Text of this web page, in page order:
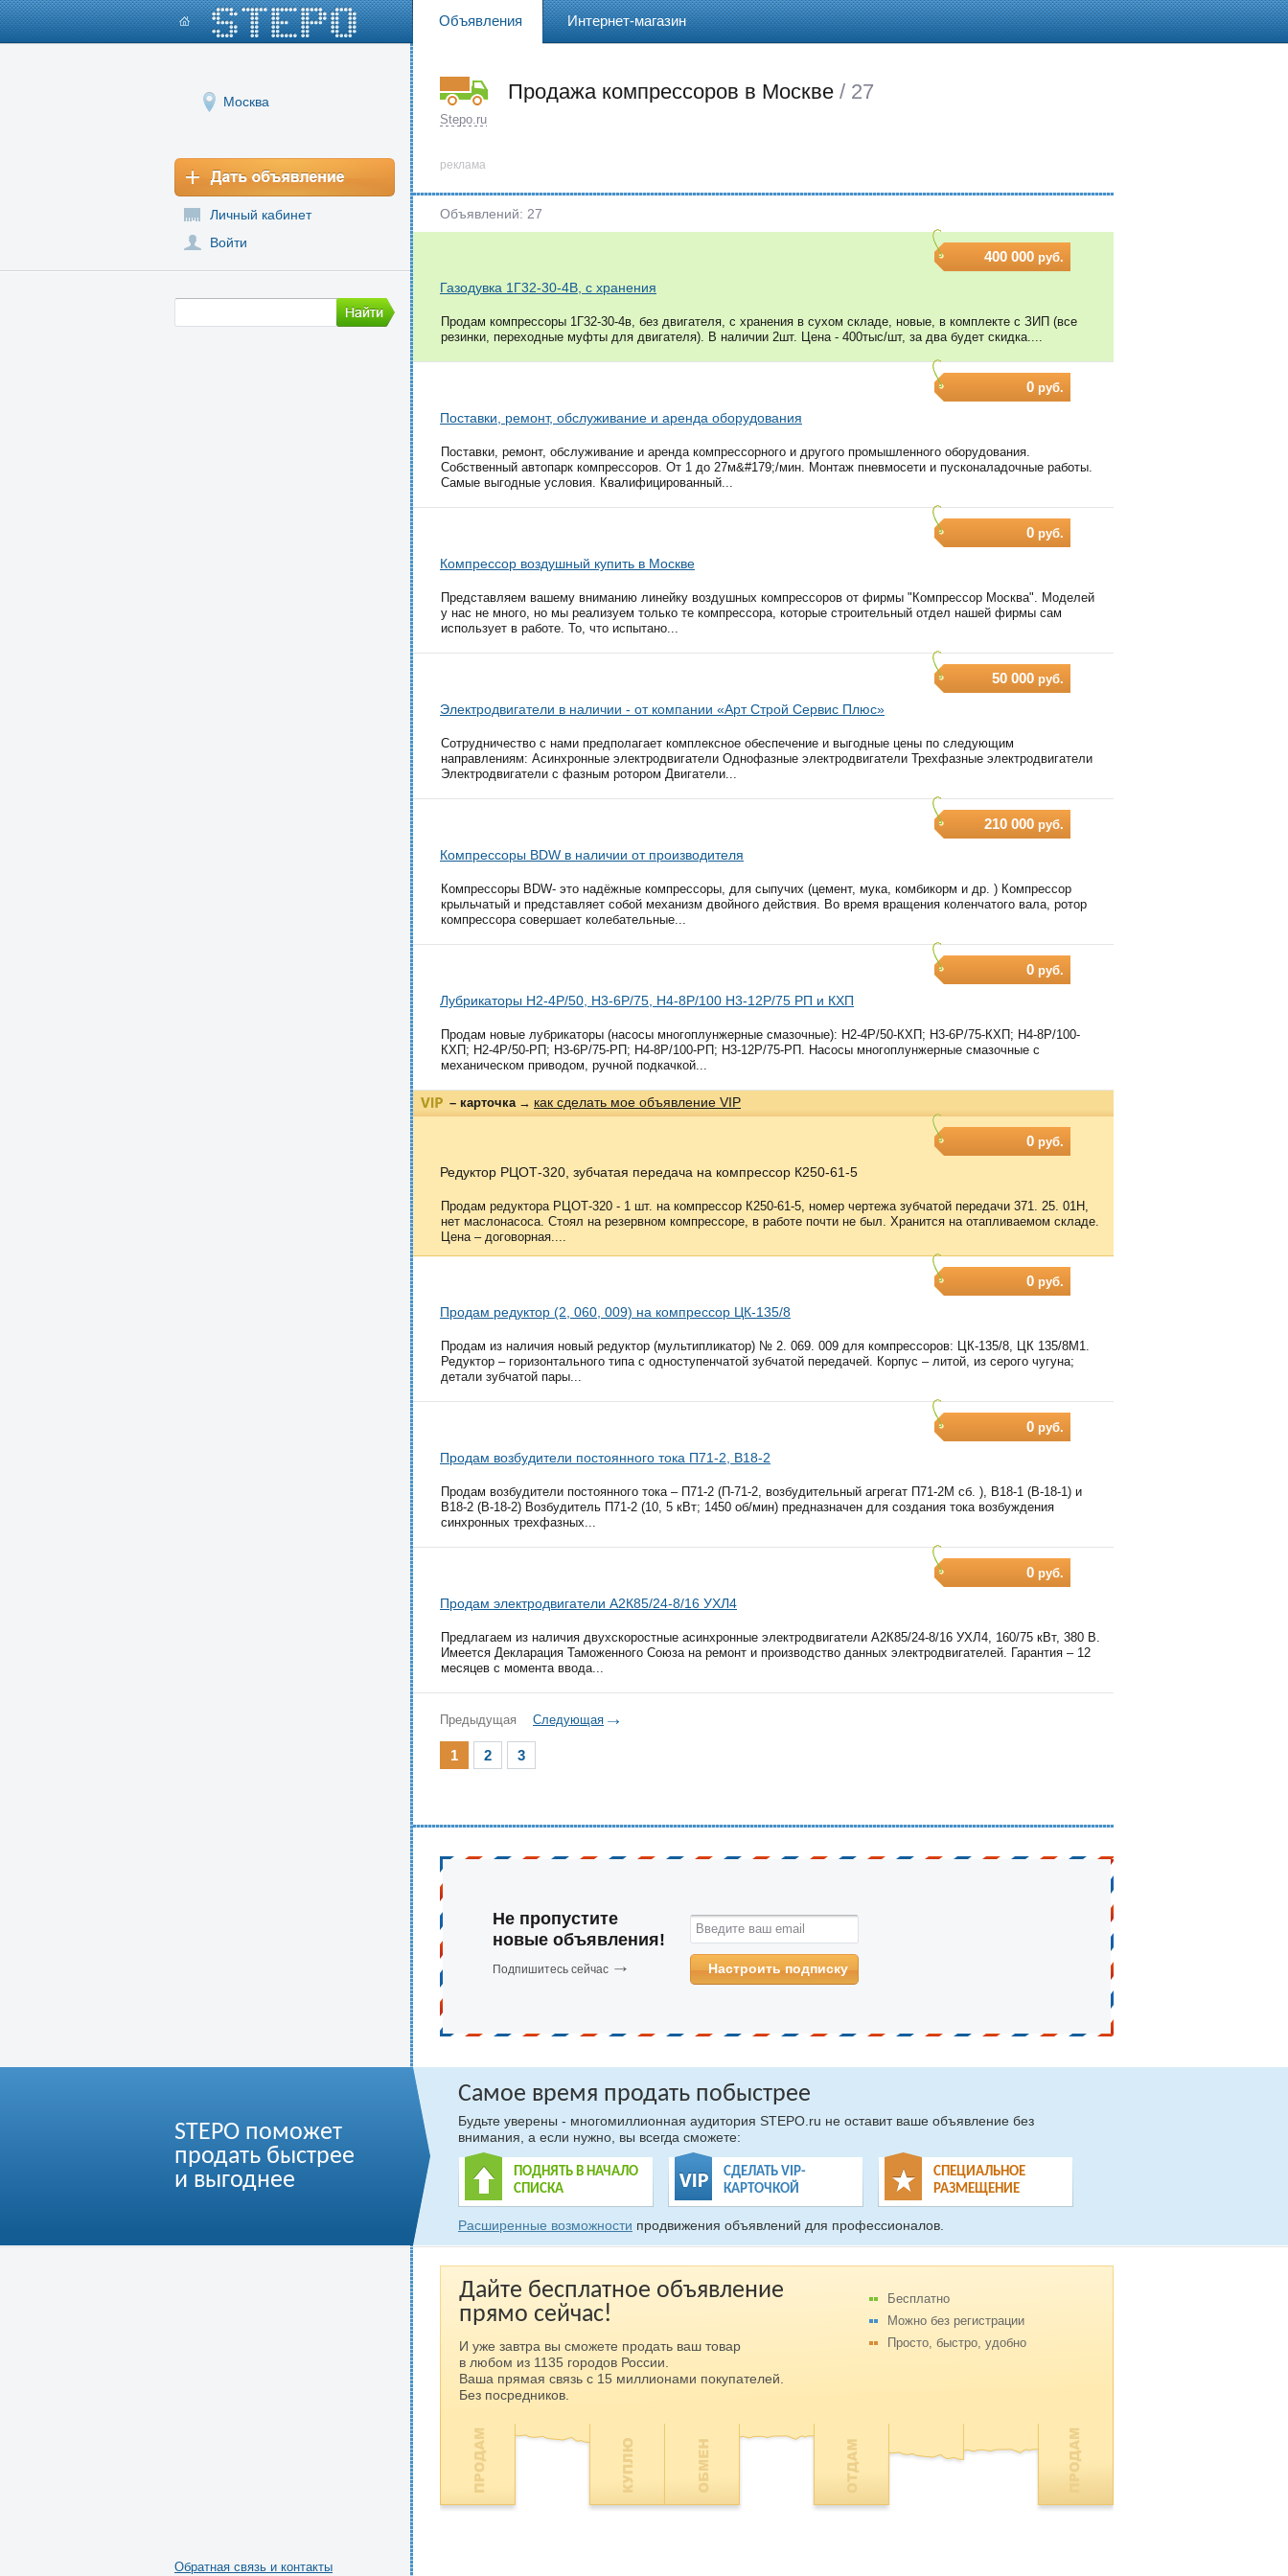
Объявления Интернет-магазин
Москва
Личный кабинет
Войти
Продажа компрессоров в Москве / 27
Stepo.ru
реклама
Объявлений: 27
Газодувка 1Г32-30-4В, с хранения
400 000 руб.
Продам компрессоры 1Г32-30-4в, без двигателя, с хранения в сухом складе, новые, в комплекте с ЗИП (все
резинки, переходные муфты для двигателя). В наличии 2шт. Цена - 400тыс/шт, за два будет скидка....
Поставки, ремонт, обслуживание и аренда оборудования
0 руб.
Поставки, ремонт, обслуживание и аренда компрессорного и другого промышленного оборудования.
Собственный автопарк компрессоров. От 1 до 27м&#179;/мин. Монтаж пневмосети и пусконаладочные работы.
Самые выгодные условия. Квалифицированный...
Компрессор воздушный купить в Москве
0 руб.
Представляем вашему вниманию линейку воздушных компрессоров от фирмы "Компрессор Москва". Моделей
у нас не много, но мы реализуем только те компрессора, которые строительный отдел нашей фирмы сам
использует в работе. То, что испытано...
Электродвигатели в наличии - от компании «Арт Строй Сервис Плюс»
50 000 руб.
Сотрудничество с нами предполагает комплексное обеспечение и выгодные цены по следующим
направлениям: Асинхронные электродвигатели Однофазные электродвигатели Трехфазные электродвигатели
Электродвигатели с фазным ротором Двигатели...
Компрессоры ВDW в наличии от производителя
210 000 руб.
Компрессоры ВDW- это надёжные компрессоры, для сыпучих (цемент, мука, комбикорм и др. ) Компрессор
крыльчатый и представляет собой механизм двойного действия. Во время вращения коленчатого вала, ротор
компрессора совершает колебательные...
Лубрикаторы Н2-4Р/50, Н3-6Р/75, Н4-8Р/100 Н3-12Р/75 РП и КХП
0 руб.
Продам новые лубрикаторы (насосы многоплунжерные смазочные): Н2-4Р/50-КХП; Н3-6Р/75-КХП; Н4-8Р/100-
КХП; Н2-4Р/50-РП; Н3-6Р/75-РП; Н4-8Р/100-РП; Н3-12Р/75-РП. Насосы многоплунжерные смазочные с
механическом приводом, ручной подкачкой...
– карточка → как сделать мое объявление VIP
Редуктор РЦОТ-320, зубчатая передача на компрессор К250-61-5
0 руб.
Продам редуктора РЦОТ-320 - 1 шт. на компрессор К250-61-5, номер чертежа зубчатой передачи 371. 25. 01Н,
нет маслонасоса. Стоял на резервном компрессоре, в работе почти не был. Хранится на отапливаемом складе.
Цена – договорная....
Продам редуктор (2, 060, 009) на компрессор ЦК-135/8
0 руб.
Продам из наличия новый редуктор (мультипликатор) № 2. 069. 009 для компрессоров: ЦК-135/8, ЦК 135/8М1.
Редуктор – горизонтального типа с одноступенчатой зубчатой передачей. Корпус – литой, из серого чугуна;
детали зубчатой пары...
Продам возбудители постоянного тока П71-2, В18-2
0 руб.
Продам возбудители постоянного тока – П71-2 (П-71-2, возбудительный агрегат П71-2М сб. ), В18-1 (В-18-1) и
В18-2 (В-18-2) Возбудитель П71-2 (10, 5 кВт; 1450 об/мин) предназначен для создания тока возбуждения
синхронных трехфазных...
Продам электродвигатели А2К85/24-8/16 УХЛ4
0 руб.
Предлагаем из наличия двухскоростные асинхронные электродвигатели А2К85/24-8/16 УХЛ4, 160/75 кВт, 380 В.
Имеется Декларация Таможенного Союза на ремонт и производство данных электродвигателей. Гарантия – 12
месяцев с момента ввода...
Предыдущая Следующая
1 2 3
Не пропустите
новые объявления!
Подпишитесь сейчас
Введите ваш email
Настроить подписку
STEPO поможет
продать быстрее
и выгоднее
Самое время продать побыстрее
Будьте уверены - многомиллионная аудитория STEPO.ru не оставит ваше объявление без
внимания, а если нужно, вы всегда сможете:
ПОДНЯТЬ В НАЧАЛО
СПИСКА
СДЕЛАТЬ VIP-
КАРТОЧКОЙ
СПЕЦИАЛЬНОЕ
РАЗМЕЩЕНИЕ
Расширенные возможности продвижения объявлений для профессионалов.
Бесплатно
Можно без регистрации
Просто, быстро, удобно
Дайте бесплатное объявление
прямо сейчас!
И уже завтра вы сможете продать ваш товар
в любом из 1135 городов России.
Ваша прямая связь с 15 миллионами покупателей.
Без посредников.
Обратная связь и контакты